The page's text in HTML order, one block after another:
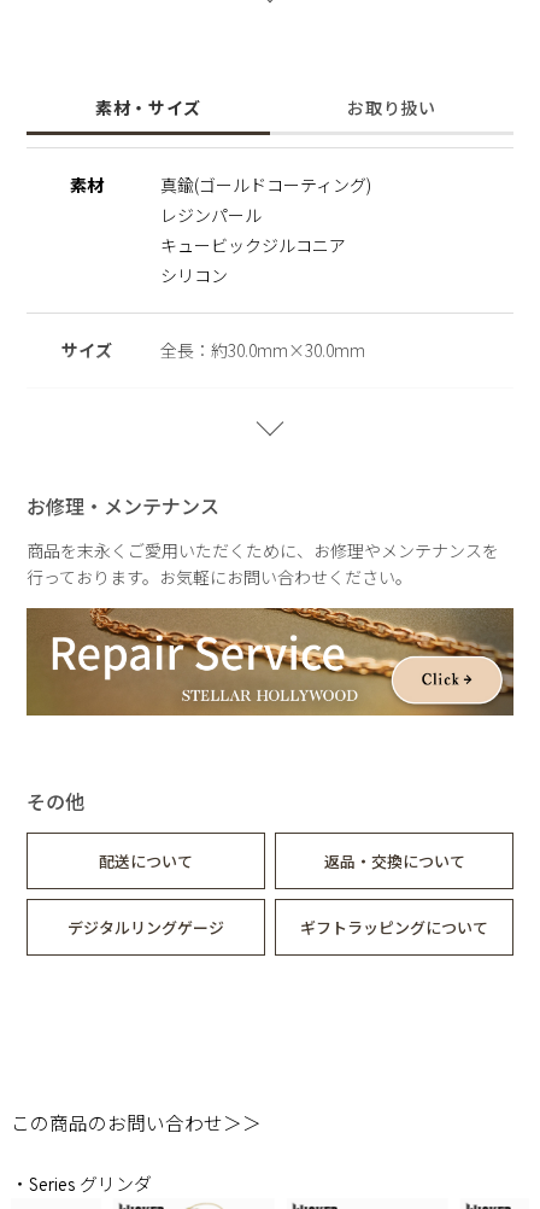
特別な一日にも日常にも寄り添う、自分へのご褒美やギフトに
ここでしか手に入らない限定ショッパーを、オプション
（1,045円税込）でご用意しております。贈り物の際にもぜひ
《映画『ウィキッド 永遠の約束』 あらすじ》
オズの国に隠された真実を知り、それぞれの道を歩むことにな
は、言葉を奪われた動物たちの自由のために戦い続けていた。
一方“善い魔女”となったグリンダは、希望の象徴として名声と
人気を手にするも、その心にはエルファバとの決別が深い影を
落としていた。
っていく。
さらに、突如現れた“カンザスから来た少女”によって、オズの
国の運命も大きく動き出す。
世界に暗雲が立ち込める中、ふたりの魔女はもう一度、かけが
えのないかつての友と向き合わなければならない。
素材・サイズ お取り扱い
素材
真鍮(ゴールドコーティング)
レジンパール
キュービックジルコニア
シリコン
サイズ 全長：約30.0mm×30.0mm
重さ：約5.3g(片耳)
お修理・メンテナンス
商品を末永くご愛用いただくために、お修理やメンテナンスを
行っております。お気軽にお問い合わせください。
その他
配送について 返品・交換について
デジタルリングゲージ ギフトラッピングについて
この商品のお問い合わせ＞＞
・Series グリンダ